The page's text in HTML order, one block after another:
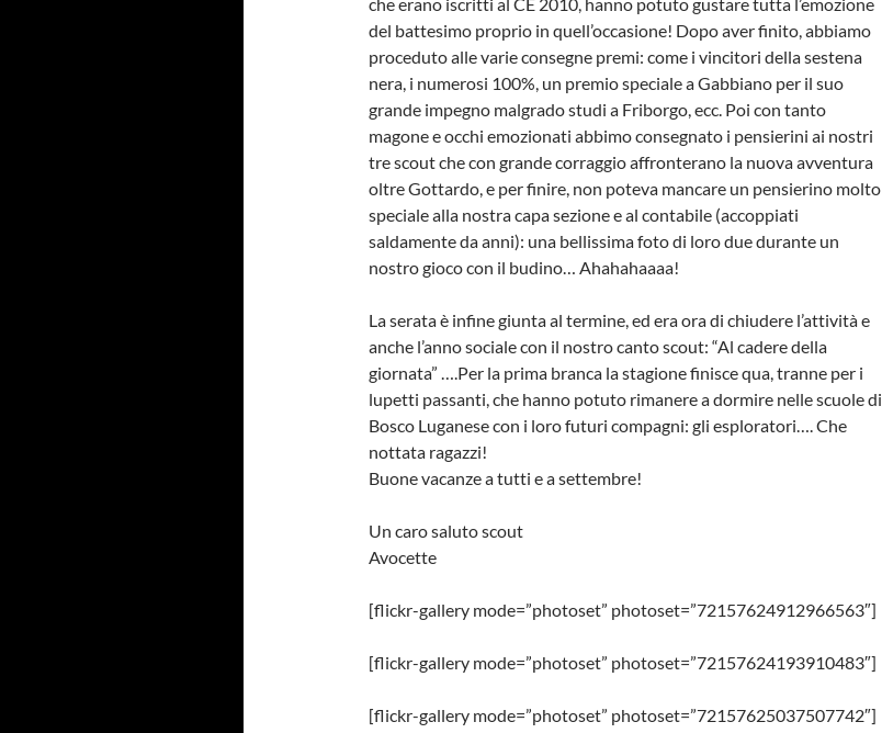
del battesimo proprio in quell’occasione! Dopo aver finito, abbiamo
proceduto alle varie consegne premi: come i vincitori della sestena
nera, i numerosi 100%, un premio speciale a Gabbiano per il suo
grande impegno malgrado studi a Friborgo, ecc. Poi con tanto
magone e occhi emozionati abbimo consegnato i pensierini ai nostri
tre scout che con grande corraggio affronterano la nuova avventura
oltre Gottardo, e per finire, non poteva mancare un pensierino molto
speciale alla nostra capa sezione e al contabile (accoppiati
saldamente da anni): una bellissima foto di loro due durante un
nostro gioco con il budino… Ahahahaaaa!
La serata è infine giunta al termine, ed era ora di chiudere l’attività e
anche l’anno sociale con il nostro canto scout: “Al cadere della
giornata” ….Per la prima branca la stagione finisce qua, tranne per i
lupetti passanti, che hanno potuto rimanere a dormire nelle scuole di
Bosco Luganese con i loro futuri compagni: gli esploratori…. Che
nottata ragazzi!
Buone vacanze a tutti e a settembre!
Un caro saluto scout
Avocette
[flickr-gallery mode=”photoset” photoset=”72157624912966563″]
[flickr-gallery mode=”photoset” photoset=”72157624193910483″]
[flickr-gallery mode=”photoset” photoset=”72157625037507742″]